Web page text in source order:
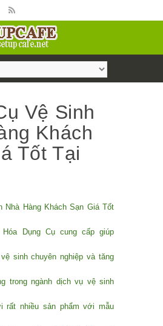
Vệ Sinh
Khách
Tốt Tại
Nhà Hàng Khách Sạn Giá Tốt
Dụng Cụ cung cấp giúp
sinh chuyên nghiệp và tăng
trong ngành dịch vụ vệ sinh
rất nhiều sản phẩm với mẫu